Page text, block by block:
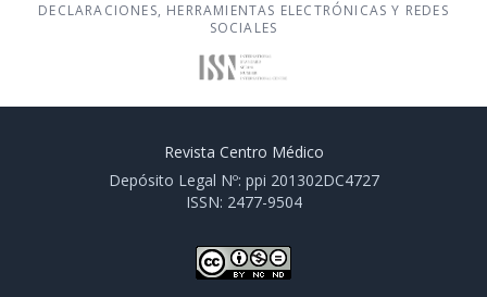
DECLARACIONES, HERRAMIENTAS ELECTRÓNICAS Y REDES
SOCIALES
Revista Centro Médico
Depósito Legal Nº: ppi 201302DC4727
ISSN: 2477-9504